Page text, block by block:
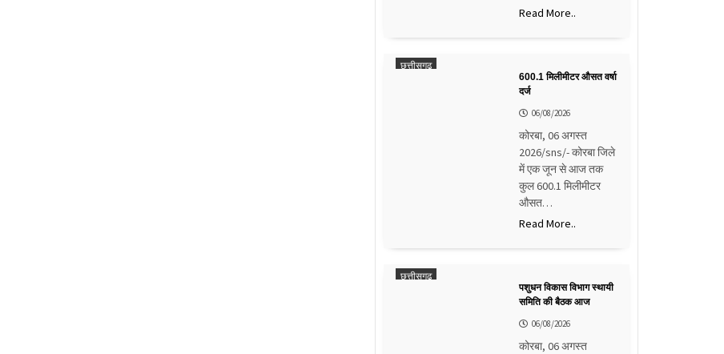
Read More..
छत्तीसगढ़
600.1 मिलीमीटर औसत वर्षा
दर्ज
06/08/2026
कोरबा, 06 अगस्त
2026/sns/- कोरबा जिले
में एक जून से आज तक
कुल 600.1 मिलीमीटर
औसत…
Read More..
छत्तीसगढ़
पशुधन विकास विभाग स्थायी
समिति की बैठक आज
06/08/2026
कोरबा, 06 अगस्त